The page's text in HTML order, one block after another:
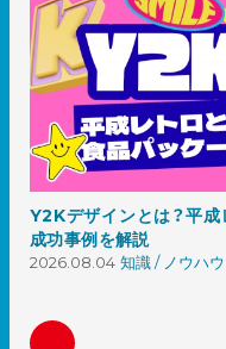
Y2Kデザインとは？平
成功事例を解説
2026.08.04 知識 / ノウハウ